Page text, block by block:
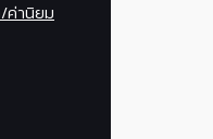
ค่านิยม